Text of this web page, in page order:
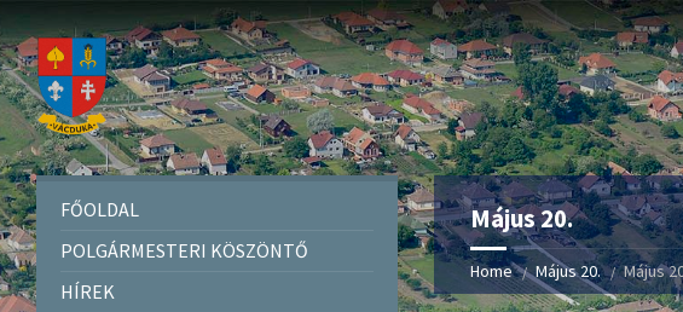
Május 20.
Home Május 20. Május
FŐOLDAL
POLGÁRMESTERI KÖSZÖNTŐ
HÍREK